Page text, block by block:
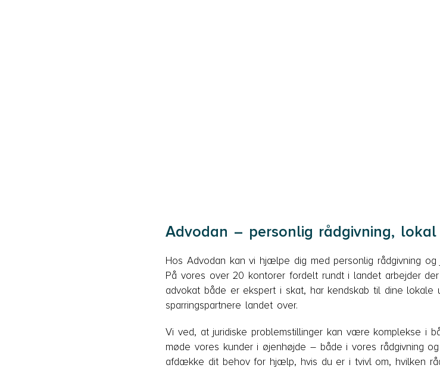
Advodan – personlig rådgivning,
Hos Advodan kan vi hjælpe dig med personlig rådgivning
På vores over 20 kontorer fordelt rundt i landet arbejder
advokat både er ekspert i skat, har kendskab til dine
sparringspartnere landet over.
Vi ved, at juridiske problemstillinger kan være komplekse i
møde vores kunder i øjenhøjde – både i vores rådgivning
afdække dit behov for hjælp, hvis du er i tvivl om, hvilken